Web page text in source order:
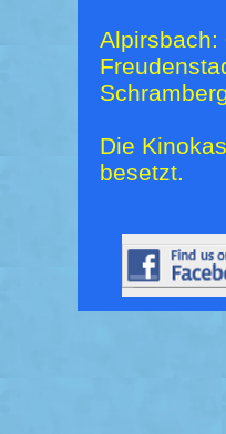
Alpirsbach:
Die
besetzt.